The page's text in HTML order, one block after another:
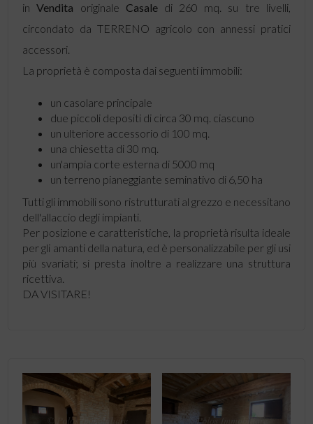
inVendita originale Casaledi 260 mq. su tre livelli,
circondato da TERRENO agricolo con annessi pratici
accessori.
La proprietà è composta dai seguenti immobili:
un casolare principale
due piccoli depositi di circa 30 mq. ciascuno
un ulteriore accessorio di 100 mq.
una chiesetta di 30 mq.
un'ampia corte esterna di 5000 mq
un terreno pianeggiante seminativo di 6,50 ha
Tutti gli immobili sono ristrutturati al grezzo e necessitano
dell'allaccio degli impianti.
Per posizione e caratteristiche, la proprietà risulta ideale
per gli amanti della natura, ed è personalizzabile per gli usi
più svariati; si presta inoltre a realizzare una struttura
ricettiva.
DA VISITARE!